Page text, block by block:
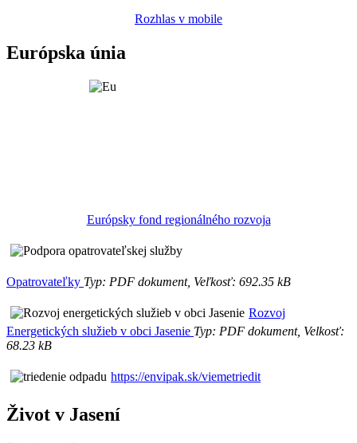
Rozhlas v mobile
Európska únia
Európsky fond regionálného rozvoja
Opatrovateľky Typ: PDF dokument, Veľkosť: 692.35 kB
Rozvoj
Energetických služieb v obci Jasenie Typ: PDF dokument, Velkosť:
68.23 kB
https://envipak.sk/viemetriedit
Život v Jasení